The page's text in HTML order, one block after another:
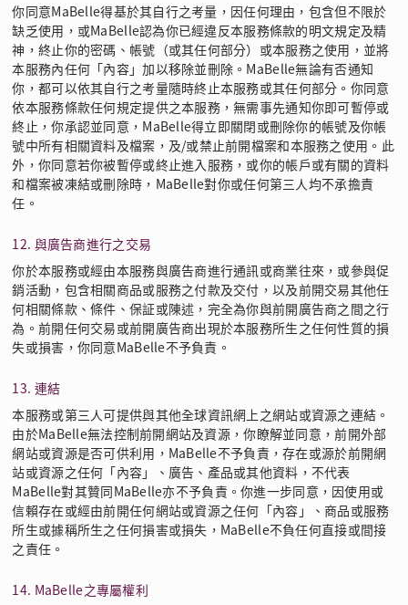
你同意MaBelle得基於其自行之考量，因任何理由，包含但不限於
缺乏使用，或MaBelle認為你已經違反本服務條款的明文規定及精
神，終止你的密碼、帳號（或其任何部分）或本服務之使用，並將
本服務內任何「內容」加以移除並刪除。MaBelle無論有否通知
你，都可以依其自行之考量隨時終止本服務或其任何部分。你同意
依本服務條款任何規定提供之本服務，無需事先通知你即可暫停或
終止，你承認並同意，MaBelle得立即關閉或刪除你的帳號及你帳
號中所有相關資料及檔案，及/或禁止前開檔案和本服務之使用。此
外，你同意若你被暫停或終止進入服務，或你的帳戶或有關的資料
和檔案被凍結或刪除時，MaBelle對你或任何第三人均不承擔責
任。
12. 與廣告商進行之交易
你於本服務或經由本服務與廣告商進行通訊或商業往來，或參與促
銷活動，包含相關商品或服務之付款及交付，以及前開交易其他任
何相關條款、條件、保証或陳述，完全為你與前開廣告商之間之行
為。前開任何交易或前開廣告商出現於本服務所生之任何性質的損
失或損害，你同意MaBelle不予負責。
13. 連結
本服務或第三人可提供與其他全球資訊網上之網站或資源之連結。
由於MaBelle無法控制前開網站及資源，你瞭解並同意，前開外部
網站或資源是否可供利用，MaBelle不予負責，存在或源於前開網
站或資源之任何「內容」、廣告、產品或其他資料，不代表
MaBelle對其贊同MaBelle亦不予負責。你進一步同意，因使用或
信賴存在或經由前開任何網站或資源之任何「內容」、商品或服務
所生或據稱所生之任何損害或損失，MaBelle不負任何直接或間接
之責任。
14. MaBelle之專屬權利